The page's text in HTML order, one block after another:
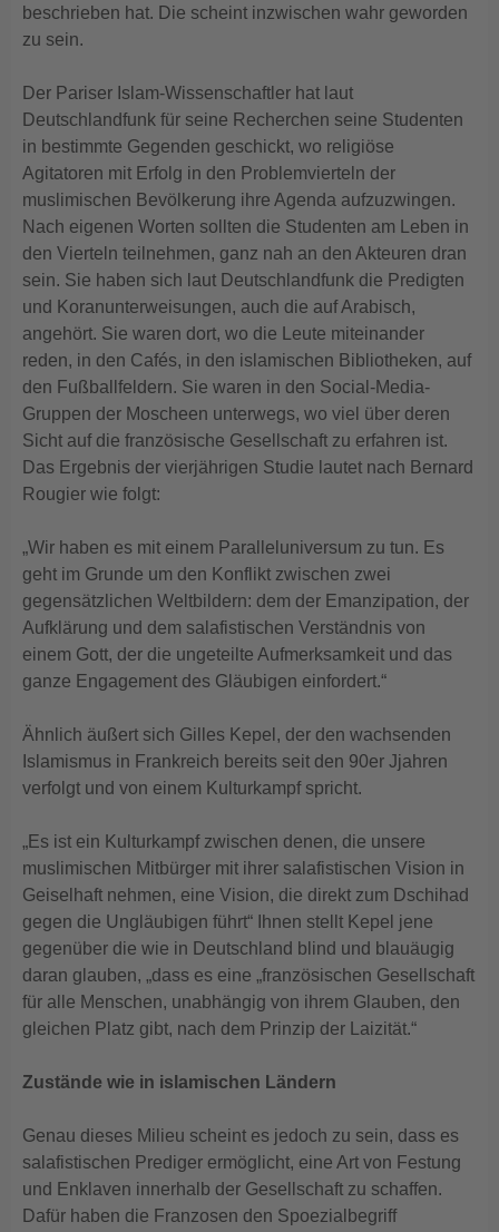
beschrieben hat. Die scheint inzwischen wahr geworden
zu sein.
Der Pariser Islam-Wissenschaftler hat laut
Deutschlandfunk für seine Recherchen seine Studenten
in bestimmte Gegenden geschickt, wo religiöse
Agitatoren mit Erfolg in den Problemvierteln der
muslimischen Bevölkerung ihre Agenda aufzuzwingen.
Nach eigenen Worten sollten die Studenten am Leben in
den Vierteln teilnehmen, ganz nah an den Akteuren dran
sein. Sie haben sich laut Deutschlandfunk die Predigten
und Koranunterweisungen, auch die auf Arabisch,
angehört. Sie waren dort, wo die Leute miteinander
reden, in den Cafés, in den islamischen Bibliotheken, auf
den Fußballfeldern. Sie waren in den Social-Media-
Gruppen der Moscheen unterwegs, wo viel über deren
Sicht auf die französische Gesellschaft zu erfahren ist.
Das Ergebnis der vierjährigen Studie lautet nach Bernard
Rougier wie folgt:
„Wir haben es mit einem Paralleluniversum zu tun. Es
geht im Grunde um den Konflikt zwischen zwei
gegensätzlichen Weltbildern: dem der Emanzipation, der
Aufklärung und dem salafistischen Verständnis von
einem Gott, der die ungeteilte Aufmerksamkeit und das
ganze Engagement des Gläubigen einfordert.“
Ähnlich äußert sich Gilles Kepel, der den wachsenden
Islamismus in Frankreich bereits seit den 90er Jjahren
verfolgt und von einem Kulturkampf spricht.
„Es ist ein Kulturkampf zwischen denen, die unsere
muslimischen Mitbürger mit ihrer salafistischen Vision in
Geiselhaft nehmen, eine Vision, die direkt zum Dschihad
gegen die Ungläubigen führt“ Ihnen stellt Kepel jene
gegenüber die wie in Deutschland blind und blauäugig
daran glauben, „dass es eine „französischen Gesellschaft
für alle Menschen, unabhängig von ihrem Glauben, den
gleichen Platz gibt, nach dem Prinzip der Laizität.“
Zustände wie in islamischen Ländern
Genau dieses Milieu scheint es jedoch zu sein, dass es
salafistischen Prediger ermöglicht, eine Art von Festung
und Enklaven innerhalb der Gesellschaft zu schaffen.
Dafür haben die Franzosen den Spoezialbegriff